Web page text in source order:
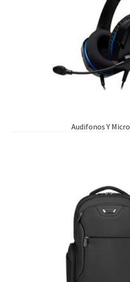
Audifonos Y Micro